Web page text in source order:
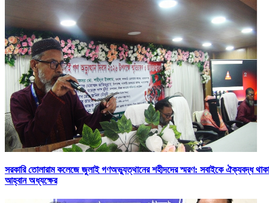
সরকারি তোলারাম কলেজে জুলাই গণঅভ্যুত্থানের শহীদদের স্মরণ: সবাইকে ঐক্যবদ্ধ
আহ্বান অধ্যক্ষের